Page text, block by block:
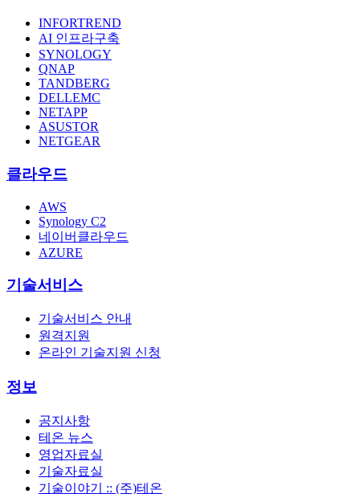
INFORTREND
AI 인프라구축
SYNOLOGY
QNAP
TANDBERG
DELLEMC
NETAPP
ASUSTOR
NETGEAR
클라우드
AWS
Synology C2
네이버클라우드
AZURE
기술서비스
기술서비스 안내
원격지원
온라인 기술지원 신청
정보
공지사항
테온 뉴스
영업자료실
기술자료실
기술이야기 :: (주)테온